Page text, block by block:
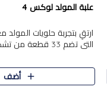
علبة المولد لوكس 4
التي تضم 33 قطعة
ومتنوعة من أشهر
العلبة على الجزرية بالفول،..
أضف